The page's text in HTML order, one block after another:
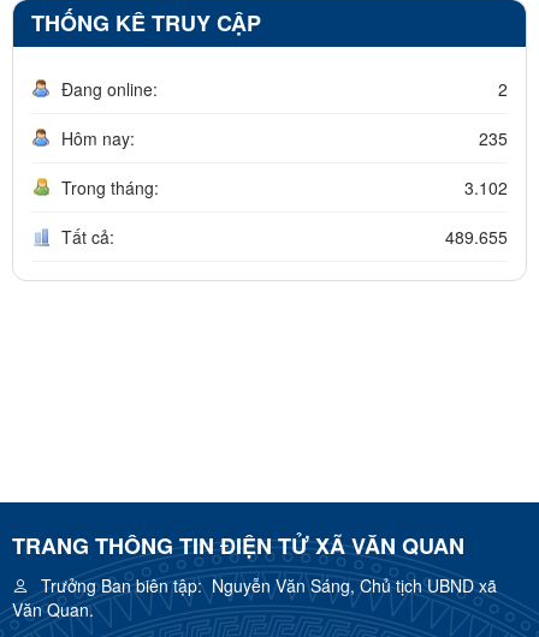
THỐNG KÊ TRUY CẬP
Đang online: 2
Hôm nay: 235
Trong tháng: 3.102
Tất cả: 489.655
TRANG THÔNG TIN ĐIỆN TỬ XÃ VĂN QUAN
Trưởng Ban biên tập:Nguyễn Văn Sáng, Chủ tịch UBND xã
Văn Quan.